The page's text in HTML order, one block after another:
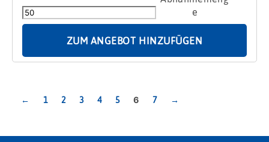
Promo
Bag
ZUM ANGEBOT HINZUFÜGEN
← 1 2 3 4 5 6 7 →